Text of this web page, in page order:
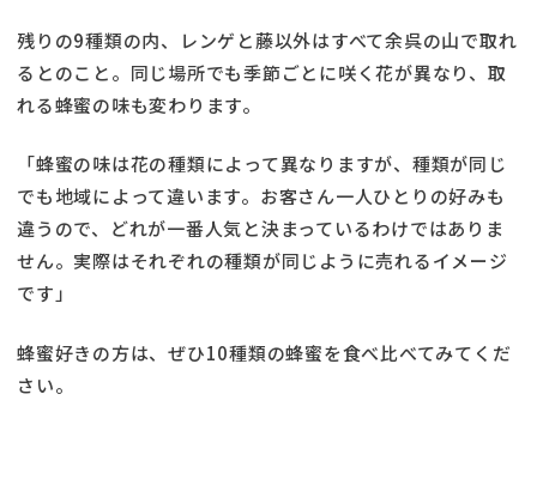
残りの9種類の内、レンゲと藤以外はすべて余呉の山で取れ
るとのこと。同じ場所でも季節ごとに咲く花が異なり、取
れる蜂蜜の味も変わります。
「蜂蜜の味は花の種類によって異なりますが、種類が同じ
でも地域によって違います。お客さん一人ひとりの好みも
違うので、どれが一番人気と決まっているわけではありま
せん。実際はそれぞれの種類が同じように売れるイメージ
です」
蜂蜜好きの方は、ぜひ10種類の蜂蜜を食べ比べてみてくだ
さい。